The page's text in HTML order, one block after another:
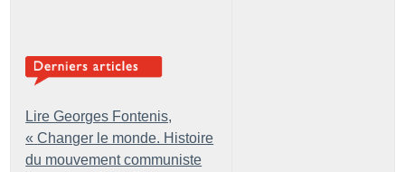
Lire Georges Fontenis,
« Changer le monde. Histoire
du mouvement communiste